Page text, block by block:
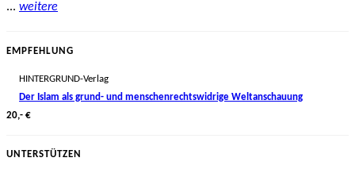
... weitere
EMPFEHLUNG
HINTERGRUND-Verlag
Der Islam als grund- und menschenrechtswidrige Weltanschauung
20,- €
UNTERSTÜTZEN